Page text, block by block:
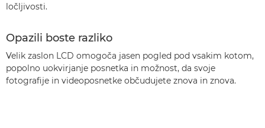
ločljivosti.
Opazili boste razliko
Velik zaslon LCD omogoča jasen pogled pod vsakim kotom,
popolno uokvirjanje posnetka in možnost, da svoje
fotografije in videoposnetke občudujete znova in znova.